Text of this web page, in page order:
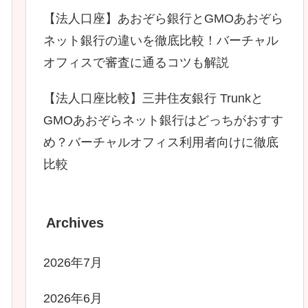
【法人口座】あおぞら銀行とGMOあおぞら
ネット銀行の違いを徹底比較！バーチャル
オフィスで審査に通るコツも解説
【法人口座比較】三井住友銀行 Trunkと
GMOあおぞらネット銀行はどっちがおすす
め？バーチャルオフィス利用者向けに徹底
比較
Archives
2026年7月
2026年6月